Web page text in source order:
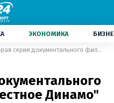
ЭКОНОМИКА
Вторая серия документального фильма "Неизвестное Динамо" – видео
Динамо"